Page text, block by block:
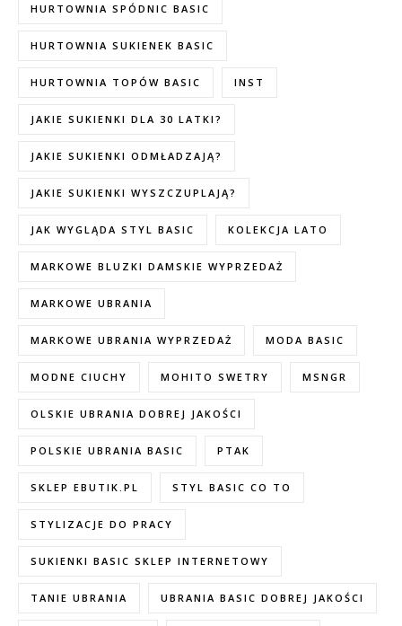
HURTOWNIA SPÓDNIC BASIC
HURTOWNIA SUKIENEK BASIC
HURTOWNIA TOPÓW BASIC INST
JAKIE SUKIENKI DLA 30 LATKI?
JAKIE SUKIENKI ODMŁADZAJĄ?
JAKIE SUKIENKI WYSZCZUPLAJĄ?
JAK WYGLĄDA STYL BASIC KOLEKCJA LATO
MARKOWE BLUZKI DAMSKIE WYPRZEDAŻ
MARKOWE UBRANIA
MARKOWE UBRANIA WYPRZEDAŻ MODA BASIC
MODNE CIUCHY MOHITO SWETRY MSNGR
OLSKIE UBRANIA DOBREJ JAKOŚCI
POLSKIE UBRANIA BASIC PTAK
SKLEP EBUTIK.PL STYL BASIC CO TO
STYLIZACJE DO PRACY
SUKIENKI BASIC SKLEP INTERNETOWY
TANIE UBRANIA UBRANIA BASIC DOBREJ JAKOŚCI